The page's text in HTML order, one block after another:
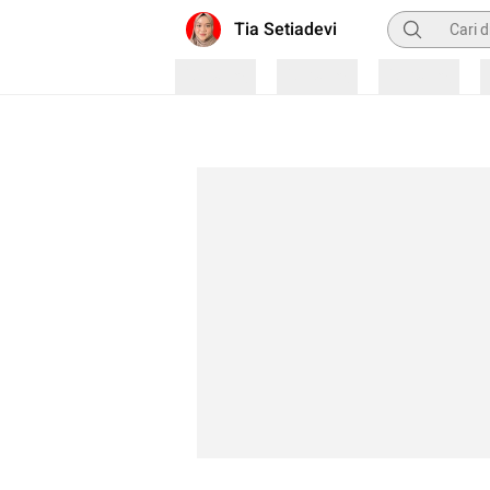
Tia Setiadevi Pencarian